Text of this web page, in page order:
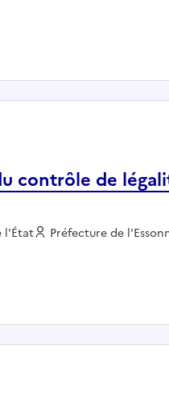
B - Chargé du contrôle de
contrôle de
l'État Employeur :
Préfecture de
B - Chargé du contrôle de